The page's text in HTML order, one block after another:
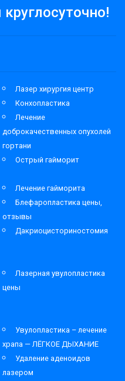
Лазер хирургия центр
Конхопластика
Лечение
доброкачественных опухолей
гортани
Острый гайморит
Лечение гайморита
Блефаропластика цены,
отзывы
Дакриоцисториностомия
Лазерная увулопластика
цены
Увулопластика – лечение
храпа — ЛЁГКОЕ ДЫХАНИЕ
Удаление аденоидов
лазером